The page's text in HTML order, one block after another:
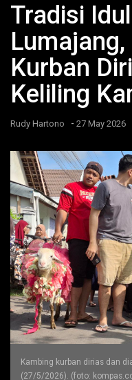
Tradisi
Kurban
Keliling
Rudy Hartono - 27 May 2026
Kambing kurban dirias dan
(27/5/2026). (foto: